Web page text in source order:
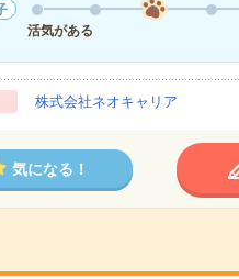
活気がある
株式会社ネオキャリア
気になる！